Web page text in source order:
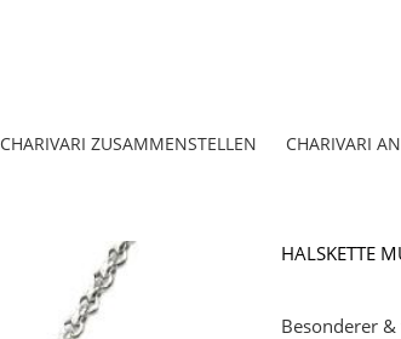
CHARIVARI ZUSAMMENSTELLEN CHARIVARI
HALSKETTE
Besonderer